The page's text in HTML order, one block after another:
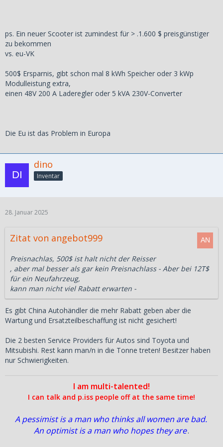
ps. Ein neuer Scooter ist zumindest für > .1.600 $ preisgünstiger
zu bekommen
vs. eu-VK
500$ Ersparnis, gibt schon mal 8 kWh Speicher oder 3 kWp
Modulleistung extra,
einen 48V 200 A Laderegler oder 5 kVA 230V-Converter
Die Eu ist das Problem in Europa
dino
Inventar
28. Januar 2025
Zitat von angebot999
Preisnachlas, 500$ ist halt nicht der Reisser
, aber mal besser als gar kein Preisnachlass - Aber bei 12T$
für ein Neufahrzeug,
kann man nicht viel Rabatt erwarten -
Es gibt China Autohändler die mehr Rabatt geben aber die
Wartung und Ersatzteilbeschaffung ist nicht gesichert!
Die 2 besten Service Providers für Autos sind Toyota und
Mitsubishi. Rest kann man/n in die Tonne treten! Besitzer haben
nur Schwierigkeiten.
I am multi-talented!
I can talk and p.iss people off at the same time!
A pessimist is a man who thinks all women are bad.
An optimist is a man who hopes they are.